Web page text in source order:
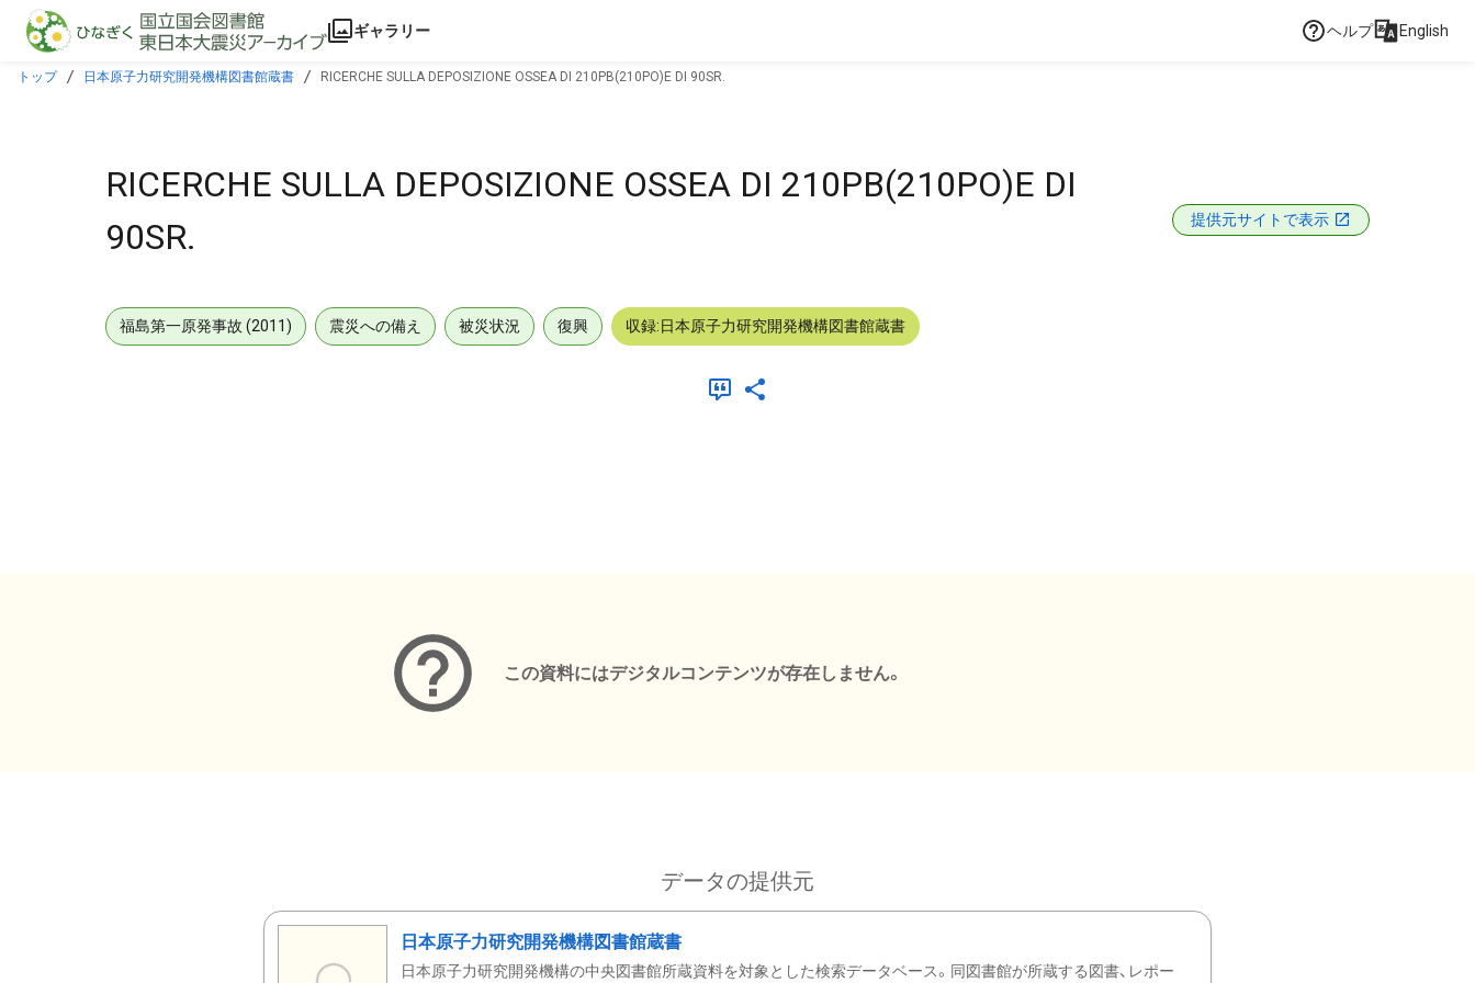
本文に飛ぶ
ギャラリー ヘルプ English
トップ 日本原子力研究開発機構図書館蔵書 RICERCHE SULLA DEPOSIZIONE OSSEA DI 210PB(210PO)E DI 90SR.
RICERCHE SULLA DEPOSIZIONE OSSEA DI 210PB(210PO)E DI
90SR.
提供元サイトで表示
福島第一原発事故 (2011) 震災への備え 被災状況 復興 収録:日本原子力研究開発機構図書館蔵書
この資料にはデジタルコンテンツが存在しません。
データの提供元
日本原子力研究開発機構図書館蔵書
日本原子力研究開発機構の中央図書館所蔵資料を対象とした検索データベース。同図書館が所蔵する図書、レポー